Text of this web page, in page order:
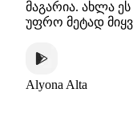
ახლა ეს
მეტად მიყვარს."
Alta